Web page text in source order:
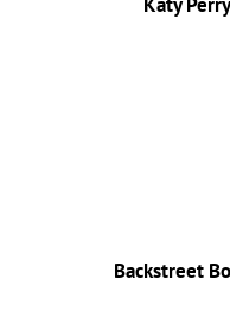
Backstreet